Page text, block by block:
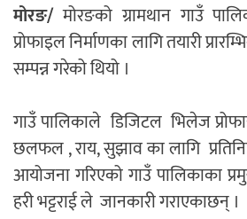
मोरङ/मोरङको ग्रामथान गाउँ
प्रोफाइल निर्माणका लागि तयारी
सम्पन्न गरेको थियो ।
गाउँ पालिकाले डिजिटल भिलेज
छलफल , राय, सुझाव का लागि
आयोजना गरिएको गाउँ पालिकाका
हरी भट्टराई ले जानकारी गराएकाछन् ।